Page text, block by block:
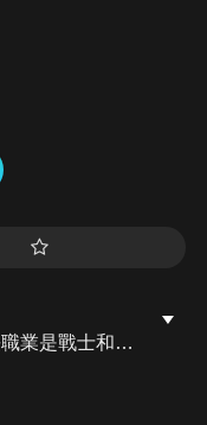
業是戰士和牧